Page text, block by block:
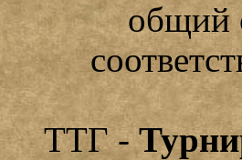
общий
ТТГ -